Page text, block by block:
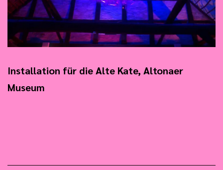
Installation für die Alte Kate, Altonaer
Museum